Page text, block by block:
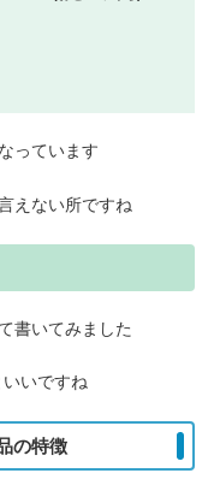
っています
えない所ですね
書いてみました
いですね
の特徴